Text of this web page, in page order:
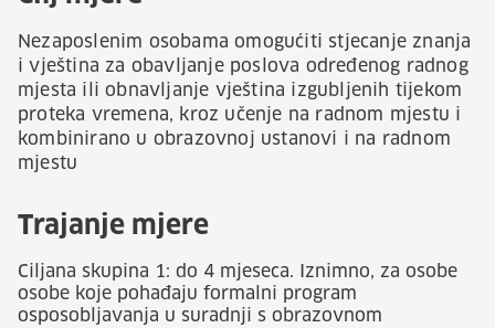
Nezaposlenim osobama omogućiti stjecanje znanja
i vještina za obavljanje poslova određenog radnog
mjesta ili obnavljanje vještina izgubljenih tijekom
proteka vremena, kroz učenje na radnom mjestu i
kombinirano u obrazovnoj ustanovi i na radnom
mjestu
Trajanje mjere
Ciljana skupina 1: do 4 mjeseca. Iznimno, za osobe
osobe koje pohađaju formalni program
osposobljavanja u suradnji s obrazovnom